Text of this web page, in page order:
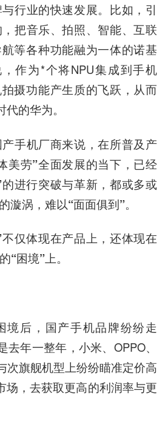
行业的快速发展。比如，引
把音乐、拍照、智能、互联
等各种功能融为一体的诺基
作为*个将NPU集成到手机
摄功能产生质的飞跃，从而
的华为。
手机厂商来说，在所普及产
美劳”全面发展的当下，已经
进行突破与革新，都或多或
漩涡，难以“面面俱到”。
仅体现在产品上，还体现在
“困境”上。
境后，国产手机品牌纷纷走
去年一整年，小米、OPPO、
次旗舰机型上纷纷瞄准定价高
场，去获取更高的利润率与更